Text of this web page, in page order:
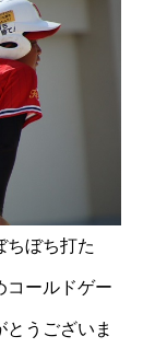
ちぼち打た
コールドゲー
うございま